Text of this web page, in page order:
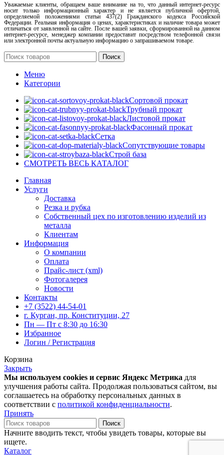
Уважаемые клиенты, обращаем ваше внимание на то, что данный интернет-ресурс
носит только информационный характер и не является публичной офертой,
определяемой положениями статьи 437(2) Гражданского кодекса Российской
Федерации. Реальная информация о ценах, характеристиках и наличие товара может
отличаться от заявленной на сайте. После вашей заявки, сформированной на данном
интернет-ресурсе, менеджер компании предоставит посредством телефонной связи
или электронной почты актуальную информацию о запрашиваемом товаре.
Поиск
Меню
Категории
Сортовой прокат
Трубный прокат
Листовой прокат
Фасонный прокат
Сетка
Сопутствующие товары
Строй база
СМОТРЕТЬ ВЕСЬ КАТАЛОГ
Главная
Услуги
Доставка
Резка и рубка
Собственный цех по изготовлению изделий из
металла
Клиентам
Информация
О компании
Оплата
Прайс-лист (xml)
Фотогалерея
Новости
Контакты
+7 (3522) 44-54-01
г. Курган, пр. Конституции, 27
Пн — Пт с 8:30 до 16:30
Избранное
Логин / Регистрация
Корзина
Закрыть
Мы используем cookies и сервис Яндекс Метрика для
улучшения работы сайта. Продолжая пользоваться сайтом, вы
соглашаетесь на обработку персональных данных в
соответствии с политикой конфиденциальности.
Принять
Поиск
Начните вводить текст, чтобы увидеть товары, которые вы
ищете.
Каталог